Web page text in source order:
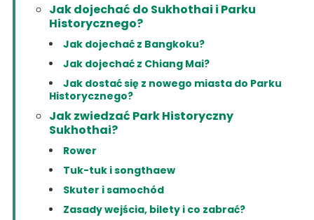
Jak dojechać do Sukhothai i Parku
Historycznego?
Jak dojechać z Bangkoku?
Jak dojechać z Chiang Mai?
Jak dostać się z nowego miasta do Parku
Historycznego?
Jak zwiedzać Park Historyczny
Sukhothai?
Rower
Tuk-tuk i songthaew
Skuter i samochód
Zasady wejścia, bilety i co zabrać?